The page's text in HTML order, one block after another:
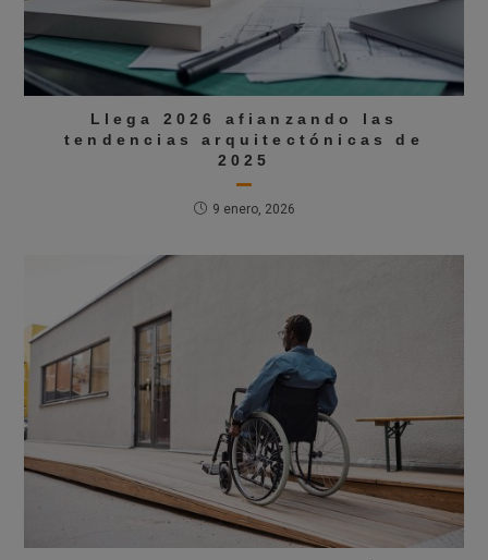
Llega 2026 afianzando las
tendencias arquitectónicas de
2025
9 enero, 2026